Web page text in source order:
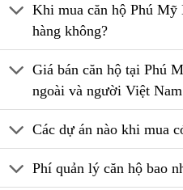
Khi mua căn hộ Phú
hàng không?
Giá bán căn hộ tại Phú
ngoài và người Việt
Các dự án nào khi mua
Phí quản lý căn hộ bao